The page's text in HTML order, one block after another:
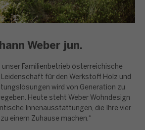
Weber jun.
unser Familienbetrieb österreichische
für den Werkstoff Holz und
wird von Generation zu
Heute steht Weber Wohndesign
Innenausstattungen, die Ihre vier
einem Zuhause machen.“